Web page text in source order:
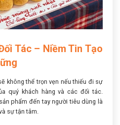
Tác – Niềm Tin Tạo
không thể trọn vẹn nếu thiếu đi sự
quý khách hàng và các đối tác.
phẩm đến tay người tiêu dùng là
sự tận tâm.